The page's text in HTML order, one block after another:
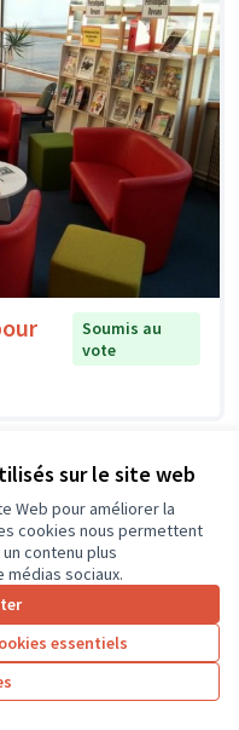
sur le site web
Web pour améliorer la
cookies nous permettent
contenu plus
médias sociaux.
essentiels
Soumis au
vote